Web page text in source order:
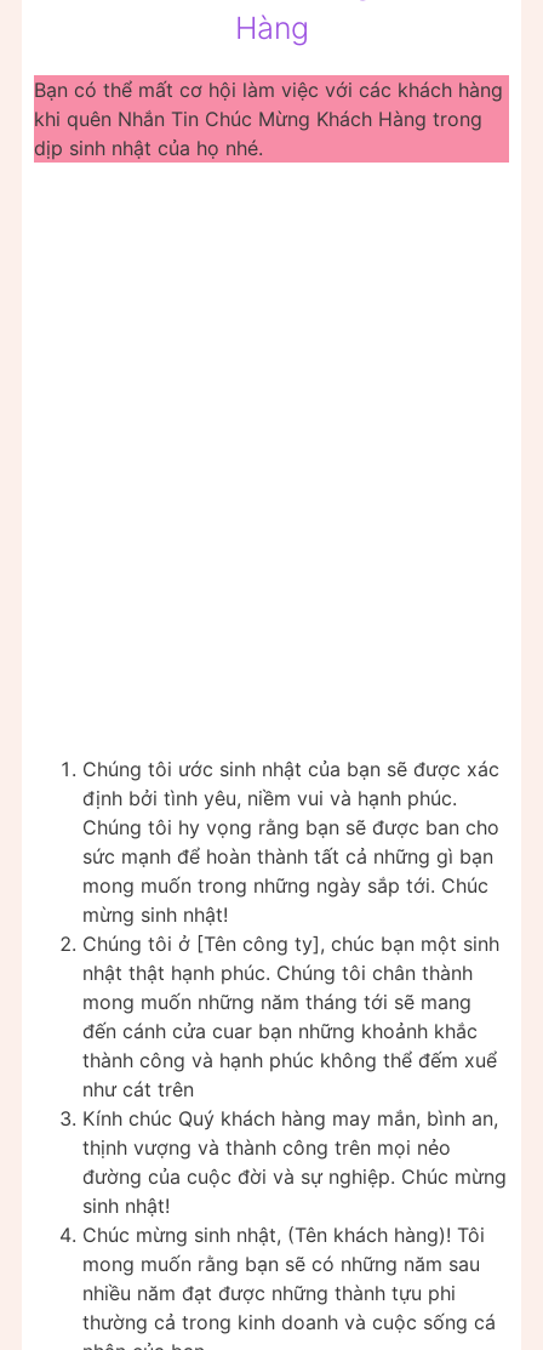
Hàng
Bạn có thể mất cơ hội làm việc với các khách hàng
khi quên Nhắn Tin Chúc Mừng Khách Hàng trong
dịp sinh nhật của họ nhé.
Chúng tôi ước sinh nhật của bạn sẽ được xác
định bởi tình yêu, niềm vui và hạnh phúc.
Chúng tôi hy vọng rằng bạn sẽ được ban cho
sức mạnh để hoàn thành tất cả những gì bạn
mong muốn trong những ngày sắp tới. Chúc
mừng sinh nhật!
Chúng tôi ở [Tên công ty], chúc bạn một sinh
nhật thật hạnh phúc. Chúng tôi chân thành
mong muốn những năm tháng tới sẽ mang
đến cánh cửa cuar bạn những khoảnh khắc
thành công và hạnh phúc không thể đếm xuể
như cát trên
Kính chúc Quý khách hàng may mắn, bình an,
thịnh vượng và thành công trên mọi nẻo
đường của cuộc đời và sự nghiệp. Chúc mừng
sinh nhật!
Chúc mừng sinh nhật, (Tên khách hàng)! Tôi
mong muốn rằng bạn sẽ có những năm sau
nhiều năm đạt được những thành tựu phi
thường cả trong kinh doanh và cuộc sống cá